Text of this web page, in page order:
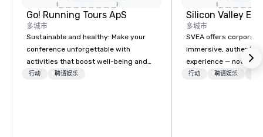
Go! Running Tours ApS
多城市
Sustainable and healthy: Make your
conference unforgettable with
activities that boost well-being and
lower carbon footprints. Explore the
行动 聘请娱乐
多城市
SVEA offers
immersive, authentic
experience — not a
transformation. We
行动 聘请娱乐